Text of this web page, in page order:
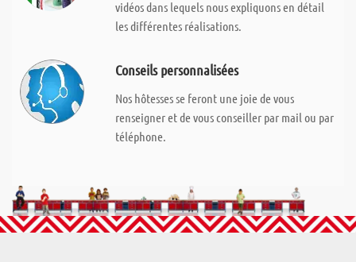
vidéos dans lequels nous expliquons en détail
les différentes réalisations.
Conseils personnalisées
Nos hôtesses se feront une joie de vous
renseigner et de vous conseiller par mail ou par
téléphone.